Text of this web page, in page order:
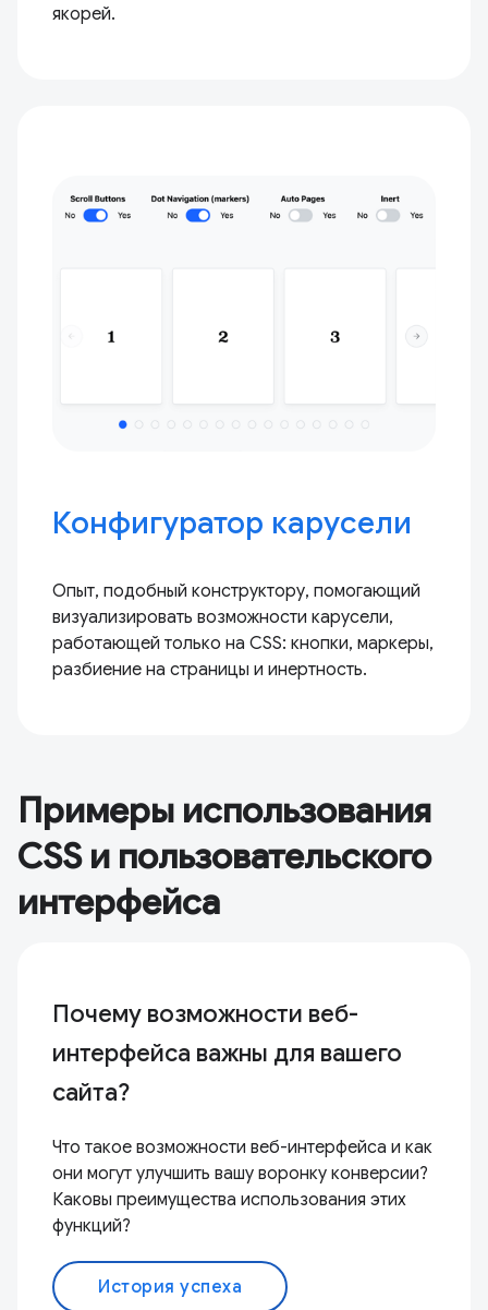
якорей.
Конфигуратор карусели
Опыт, подобный конструктору, помогающий
визуализировать возможности карусели,
работающей только на CSS: кнопки, маркеры,
разбиение на страницы и инертность.
Примеры использования
CSS и пользовательского
интерфейса
Почему возможности веб-
интерфейса важны для вашего
сайта?
Что такое возможности веб-интерфейса и как
они могут улучшить вашу воронку конверсии?
Каковы преимущества использования этих
функций?
История успеха